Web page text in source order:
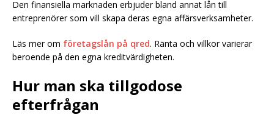
Den finansiella marknaden erbjuder bland annat lån till
entreprenörer som vill skapa deras egna affärsverksamheter.
Läs mer om företagslån på qred. Ränta och villkor varierar
beroende på den egna kreditvärdigheten.
Hur man ska tillgodose
efterfrågan